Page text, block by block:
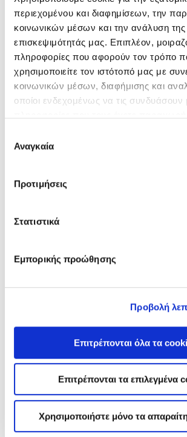
περιεχομένου και διαφημίσεων, την
κοινωνικών μέσων και την ανάλυση της
επισκεψιμότητάς μας. Επιπλέον,
πληροφορίες που αφορούν τον τρόπο
χρησιμοποιείτε τον ιστότοπό μας με
κοινωνικών μέσων, διαφήμισης και
οποίοι ενδεχομένως να τις συνδυάσουν
των υπηρεσιών τους.
«Πληροφορίες για Cookies
συγκατάθεσης
Αναγκαία
Προτιμήσεις
Στατιστικά
Εμπορικής προώθησης
Προβολή
Επιτρέπονται όλα τα
Επιτρέπονται τα επιλεγμένα
Χρησιμοποιήστε μόνο τα
Επαγγελματικής
Η επιχείρησή σας έχει ξεχωριστές ανάγκες.
Γιατί να έχετε την ίδια ασφάλεια με όλους;